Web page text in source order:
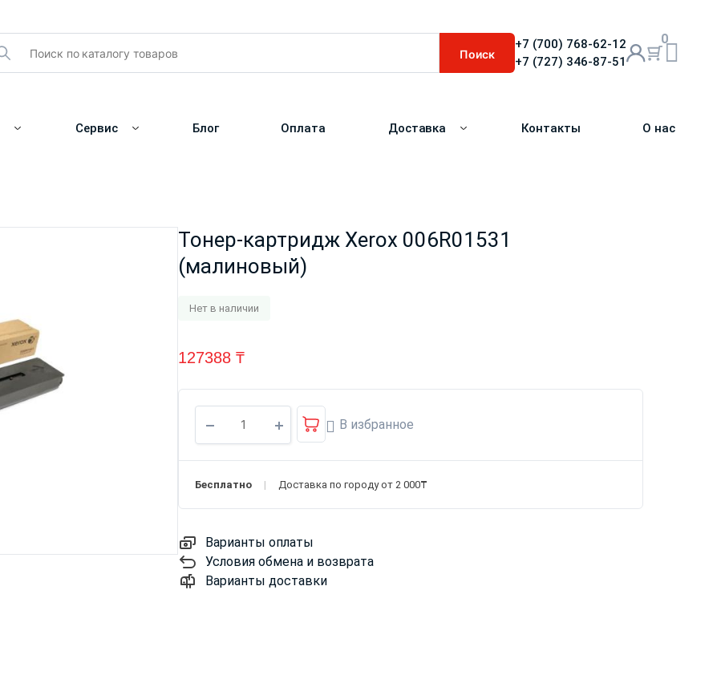
Поиск
+7 (700) 768-62-12
+7 (727) 346-87-51
0
Сервис Блог Оплата Доставка Контакты О нас
Тонер-картридж Xerox 006R01531
(малиновый)
Нет в наличии
127388 ₸
В избранное
Бесплатно Доставка по городу от 2 000₸
Варианты оплаты
Условия обмена и возврата
Варианты доставки